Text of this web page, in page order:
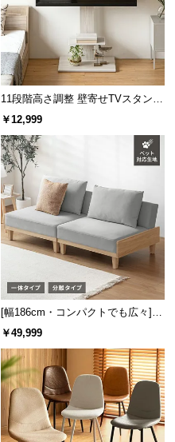
11段階高さ調整 壁寄せTVスタンド
キャスター付き 上下左右角度調節
￥12,999
[幅186cm・コンパクトでも広々] 3
人掛けソファベッド リクライニン
￥49,999